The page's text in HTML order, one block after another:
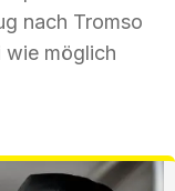
nach Tromso
wie möglich